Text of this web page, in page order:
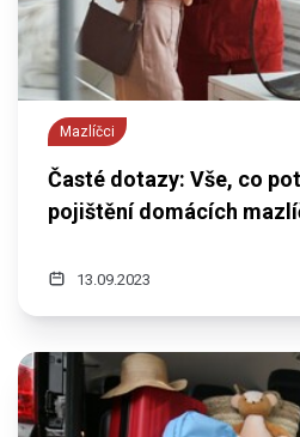
Mazlíčci
Časté dotazy: Vše, co
pojištění domácích
13.09.2023